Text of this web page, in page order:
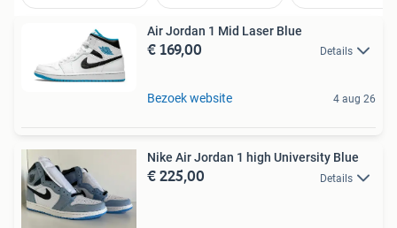
Air Jordan 1 Mid Laser Blue
€ 169,00 Details
Bezoek website 4 aug 26
Nike Air Jordan 1 high University Blue
€ 225,00 Details